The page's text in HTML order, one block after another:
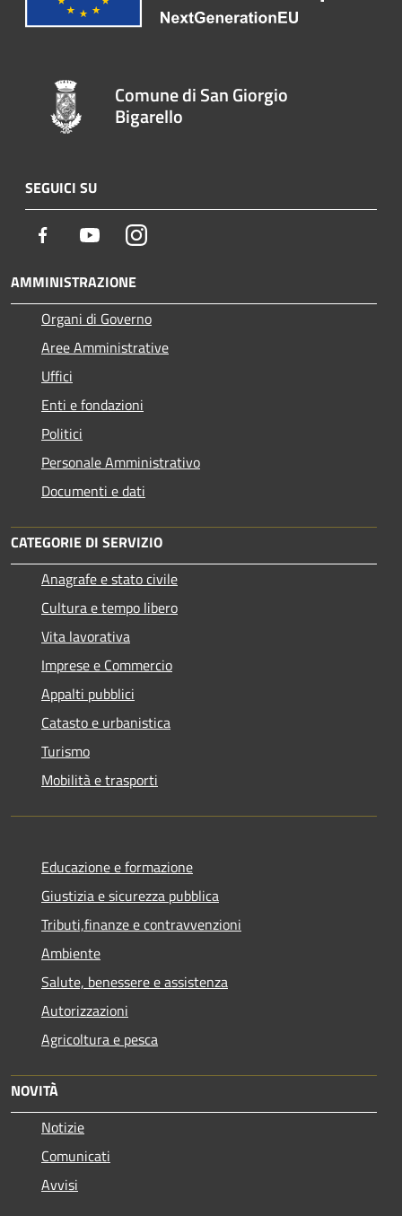
Comune di San Giorgio
Bigarello
SEGUICI SU
Facebook YoutubeInstagram
AMMINISTRAZIONE
Organi di Governo
Aree Amministrative
Uffici
Enti e fondazioni
Politici
Personale Amministrativo
Documenti e dati
CATEGORIE DI SERVIZIO
Anagrafe e stato civile
Cultura e tempo libero
Vita lavorativa
Imprese e Commercio
Appalti pubblici
Catasto e urbanistica
Turismo
Mobilità e trasporti
Educazione e formazione
Giustizia e sicurezza pubblica
Tributi,finanze e contravvenzioni
Ambiente
Salute, benessere e assistenza
Autorizzazioni
Agricoltura e pesca
NOVITÀ
Notizie
Comunicati
Avvisi